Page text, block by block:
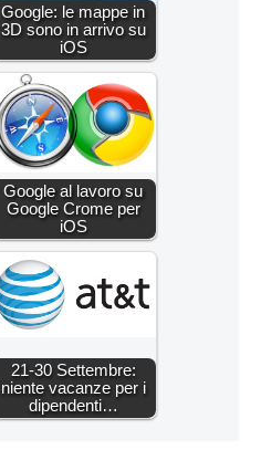
Google: le mappe in
3D sono in arrivo su
iOS
Google al lavoro su
Google Crome per
iOS
21-30 Settembre:
niente vacanze per i
dipendenti…